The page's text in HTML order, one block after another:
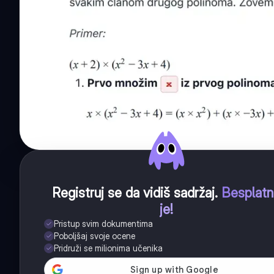
Registruj se da vidiš sadržaj.
je!
Pristup svim dokumentima
Poboljšaj svoje ocene
Pridruži se milionima učenika